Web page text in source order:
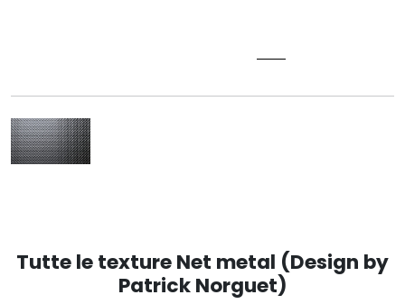
Tutte le texture Net metal (Design by
Patrick Norguet)